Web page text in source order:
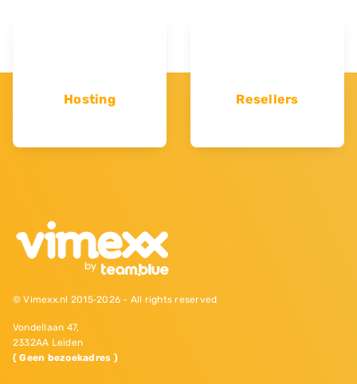
Hosting Resellers
© Vimexx.nl 2015‐2026 - All rights reserved
Vondellaan 47,
2332AA Leiden
( Geen bezoekadres )